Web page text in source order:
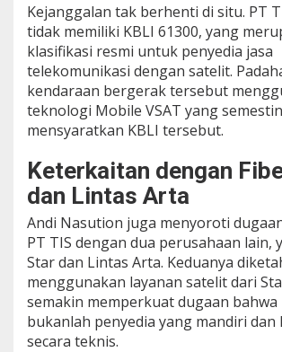
Kejanggalan tak berhenti di situ. PT
tidak memiliki KBLI 61300, yang
klasifikasi resmi untuk penyedia jasa
telekomunikasi dengan satelit.
kendaraan bergerak tersebut
teknologi Mobile VSAT yang
mensyaratkan KBLI tersebut.
Keterkaitan dengan
dan Lintas Arta
Andi Nasution juga menyoroti
PT TIS dengan dua perusahaan lain,
Star dan Lintas Arta. Keduanya
menggunakan layanan satelit dari
semakin memperkuat dugaan bahwa
bukanlah penyedia yang mandiri dan
secara teknis.